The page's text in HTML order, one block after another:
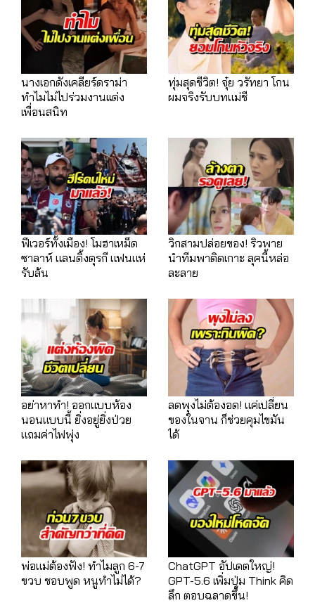
นางเอกดังเคลียร์ดราม่า
ทำไมไม่ไปร่วมงานเเต่ง
เพื่อนสนิท
ทุ่มสุดชีวิต! จุ๋ย วรัทยา โกน
ผมจริงรับบทแม่ชี
ฟีเวอร์ทั้งเมือง! โมฮาเหม็ด
ซาลาห์ แลนดิ้งตุรกี แฟนแห่
รับล้น
วิกสามปล่อยของ! ริวพาย
นำทีมพาติดเกาะ ลุคนี้หล่อ
ละลาย
อย่าหาทำ! ออกแบบห้อง
นอนแบบนี้ ยิ่งอยู่ยิ่งป่วย
แถมค่าไฟพุ่ง
ลดพุงไม่ต้องอด! แค่เปลี่ยน
ของในจาน ก็ช่วยคุมไขมัน
ได้
พ่อแม่ต้องฟัง! ทำไมลูก 6-7
ขวบ ชอบพูด หนูทำไม่ได้?
ChatGPT อัปเดตใหญ่!
GPT-5.6 เพิ่มปุ่ม Think คิด
ลึก ตอบฉลาดขึ้น!